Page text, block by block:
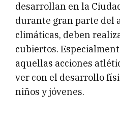
desarrollan en la
durante gran parte del
climáticas, deben
cubiertos.
aquellas acciones
ver con el desarrollo
niños y jóvenes.